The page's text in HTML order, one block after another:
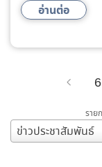
อ่านต่อ
6
ราย
ข่าวประชาสัมพันธ์